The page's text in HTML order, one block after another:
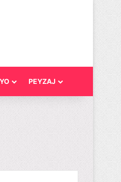
PEYZAJ